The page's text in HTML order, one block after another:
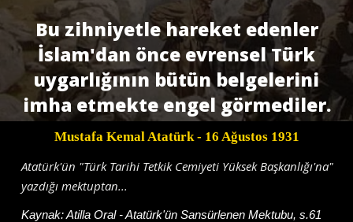
Bu zihniyetle hareket edenler
İslam'dan önce evrensel Türk
uygarlığının bütün belgelerini
imha etmekte engel görmediler.
Mustafa Kemal Atatürk- 16 Ağustos 1931
Atatürk'ün "Türk Tarihi Tetkik Cemiyeti Yüksek Başkanlığı'na"
yazdığı mektuptan...
Kaynak:Atilla Oral - Atatürk'ün Sansürlenen Mektubu, s.61